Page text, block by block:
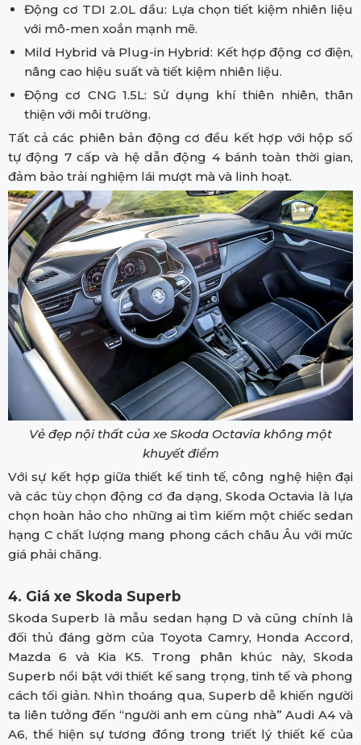
Động cơ TDI 2.0L dầu: Lựa chọn tiết kiệm nhiên liệu
với mô-men xoắn mạnh mẽ.
Mild Hybrid và Plug-in Hybrid: Kết hợp động cơ điện,
nâng cao hiệu suất và tiết kiệm nhiên liệu.
Động cơ CNG 1.5L: Sử dụng khí thiên nhiên, thân
thiện với môi trường.
Tất cả các phiên bản động cơ đều kết hợp với hộp số
tự động 7 cấp và hệ dẫn động 4 bánh toàn thời gian,
đảm bảo trải nghiệm lái mượt mà và linh hoạt.
Vẻ đẹp nội thất của xe Skoda Octavia không một
khuyết điểm
Với sự kết hợp giữa thiết kế tinh tế, công nghệ hiện đại
và các tùy chọn động cơ đa dạng, Skoda Octavia là lựa
chọn hoàn hảo cho những ai tìm kiếm một chiếc sedan
hạng C chất lượng mang phong cách châu Âu với mức
giá phải chăng.
4. Giá xe Skoda Superb
Skoda Superb là mẫu sedan hạng D và cũng chính là
đối thủ đáng gờm của Toyota Camry, Honda Accord,
Mazda 6 và Kia K5. Trong phân khúc này, Skoda
Superb nổi bật với thiết kế sang trọng, tinh tế và phong
cách tối giản. Nhìn thoáng qua, Superb dễ khiến người
ta liên tưởng đến “người anh em cùng nhà” Audi A4 và
A6, thể hiện sự tương đồng trong triết lý thiết kế của